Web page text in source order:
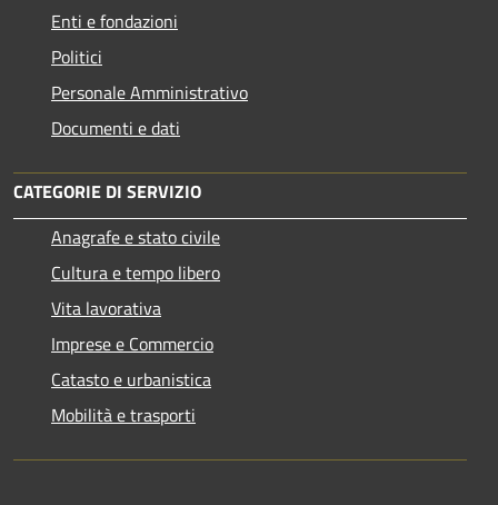
Enti e fondazioni
Politici
Personale Amministrativo
Documenti e dati
CATEGORIE DI SERVIZIO
Anagrafe e stato civile
Cultura e tempo libero
Vita lavorativa
Imprese e Commercio
Catasto e urbanistica
Mobilità e trasporti